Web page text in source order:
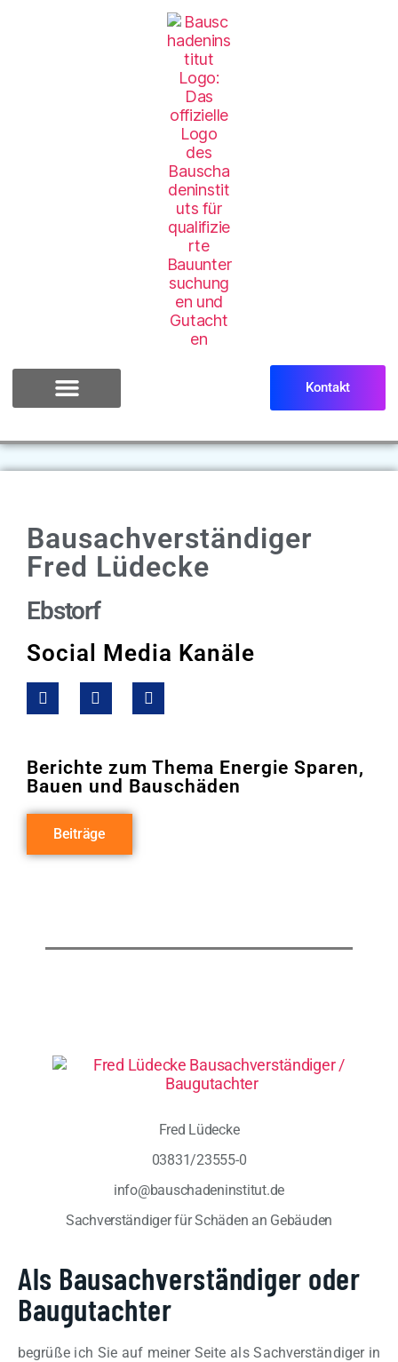
Kontakt
Bausachverständiger
Fred Lüdecke
Ebstorf
Social Media Kanäle
Berichte zum Thema Energie Sparen,
Bauen und Bauschäden
Beiträge
Fred Lüdecke
03831/23555-0
info@bauschadeninstitut.de
Sachverständiger für Schäden an Gebäuden
Als Bausachverständiger oder
Baugutachter
begrüße ich Sie auf meiner Seite als Sachverständiger in